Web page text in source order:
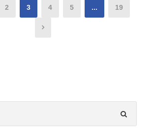
2 3 4 5 ... 19